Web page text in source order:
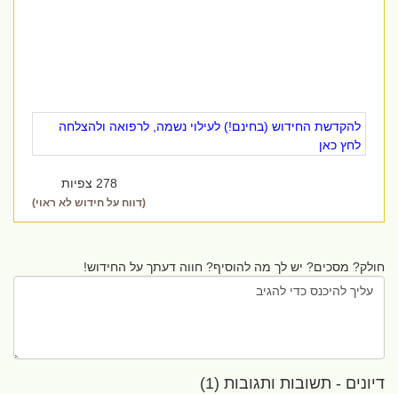
להקדשת החידוש (בחינם!) לעילוי נשמה, לרפואה ולהצלחה
לחץ כאן
278 צפיות
(דווח על חידוש לא ראוי)
חולק? מסכים? יש לך מה להוסיף? חווה דעתך על החידוש!
דיונים - תשובות ותגובות (1)